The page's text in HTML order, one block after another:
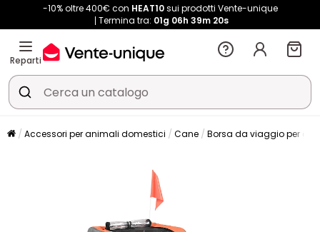
-10% oltre 400€ con HEAT10sui prodotti Vente-unique
Termina tra: 01g 06h 39m 20s
Reparti
Accessori per animali domestici Cane Borsa da viaggio per